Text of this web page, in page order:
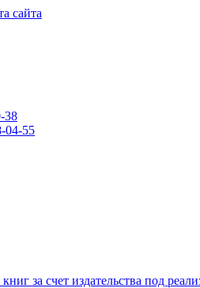
сайта
38
04-55
за счет издательства под